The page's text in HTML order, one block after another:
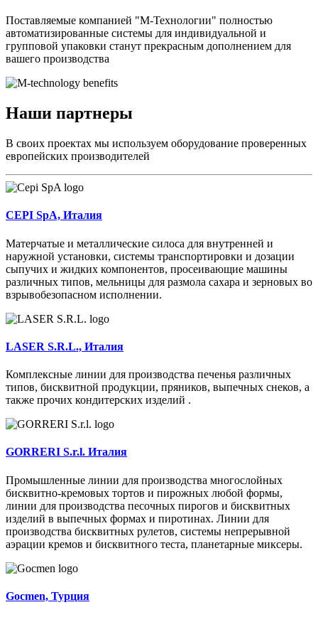
Поставляемые компанией "М-Технологии" полностью
автоматизированные системы для индивидуальной и
групповой упаковки станут прекрасным дополнением для
вашего производства
Наши партнеры
В своих проектах мы используем оборудование проверенных
европейских производителей
CEPI SpА, Италия
Матерчатые и металлические силоса для внутренней и
наружной установки, системы транспортировки и дозации
сыпучих и жидких компонентов, просеивающие машины
различных типов, мельницы для размола сахара и зерновых во
взрывобезопасном исполнении.
LASER S.R.L., Италия
Комплексные линии для производства печенья различных
типов, бисквитной продукции, пряников, выпечных снеков, а
также прочих кондитерских изделий .
GORRERI S.r.l. Италия
Промышленные линии для производства многослойных
бисквитно-кремовых тортов и пирожных любой формы,
линии для производства песочных пирогов и бисквитных
изделий в выпечных формах и пиротинах. Линии для
производства бисквитных рулетов, системы непрерывной
аэрации кремов и бисквитного теста, планетарные миксеры.
Gocmen, Турция